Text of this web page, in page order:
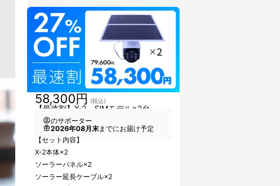
【最速割】X-2＿SIMモデル×2台
58,300円 (税込)
のサポーター
2026年08月末までにお届け予定
【セット内容】
X-2本体×2
ソーラーパネル×2
ソーラー延長ケーブル×2